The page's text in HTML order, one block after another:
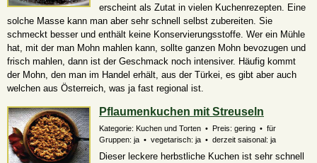
erscheint als Zutat in vielen Kuchenrezepten. Eine
solche Masse kann man aber sehr schnell selbst zubereiten. Sie
schmeckt besser und enthält keine Konservierungsstoffe. Wer ein Mühle
hat, mit der man Mohn mahlen kann, sollte ganzen Mohn bevozugen und
frisch mahlen, dann ist der Geschmack noch intensiver. Häufig kommt
der Mohn, den man im Handel erhält, aus der Türkei, es gibt aber auch
welchen aus Österreich, was ja fast regional ist.
Pflaumenkuchen mit Streuseln
Kategorie: Kuchen und Torten • Preis: gering • für
Gruppen: ja • vegetarisch: ja • derzeit saisonal: ja
Dieser leckere herbstliche Kuchen ist sehr schnell